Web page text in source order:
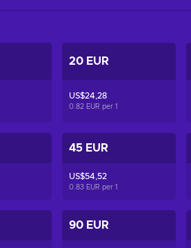
20 EUR
US$24,28
0.82 EUR per1
45 EUR
US$54,52
0.83 EUR per1
90 EUR